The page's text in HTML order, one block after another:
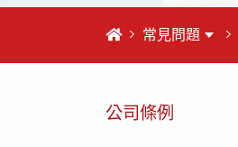
首頁常見問題
公司條例